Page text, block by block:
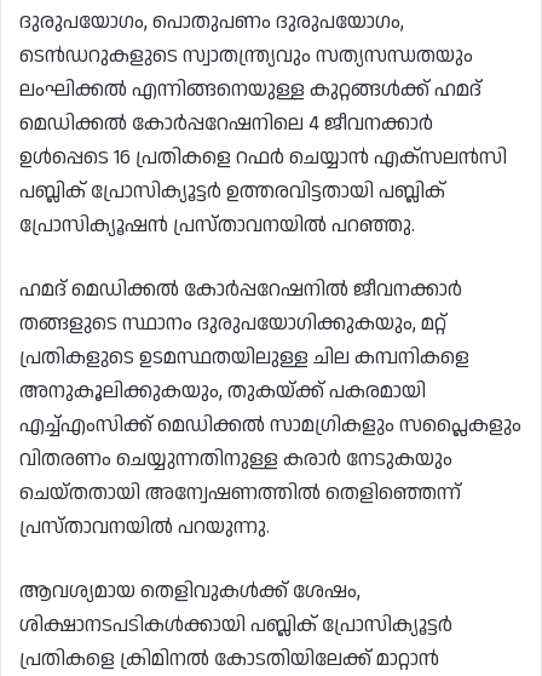
ദുരുപയോഗം, പൊതുപണം ദുരുപയോഗം,
ടെൻഡറുകളുടെ സ്വാതന്ത്ര്യവും സത്യസന്ധതയും
ലംഘിക്കൽ എന്നിങ്ങനെയുള്ള കുറ്റങ്ങൾക്ക് ഹമദ്
മെഡിക്കൽ കോർപ്പറേഷനിലെ 4 ജീവനക്കാർ
ഉൾപ്പെടെ 16 പ്രതികളെ റഫർ ചെയ്യാൻ എക്‌സലൻസി
പബ്ലിക് പ്രോസിക്യൂട്ടർ ഉത്തരവിട്ടതായി പബ്ലിക്
പ്രോസിക്യൂഷൻ പ്രസ്താവനയിൽ പറഞ്ഞു.
ഹമദ് മെഡിക്കൽ കോർപ്പറേഷനിൽ ജീവനക്കാർ
തങ്ങളുടെ സ്ഥാനം ദുരുപയോഗിക്കുകയും, മറ്റ്
പ്രതികളുടെ ഉടമസ്ഥതയിലുള്ള ചില കമ്പനികളെ
അനുകൂലിക്കുകയും, തുകയ്ക്ക് പകരമായി
എച്ച്എംസിക്ക് മെഡിക്കൽ സാമഗ്രികളും സപ്ലൈകളും
വിതരണം ചെയ്യുന്നതിനുള്ള കരാർ നേടുകയും
ചെയ്തതായി അന്വേഷണത്തിൽ തെളിഞ്ഞെന്ന്
പ്രസ്താവനയിൽ പറയുന്നു.
ആവശ്യമായ തെളിവുകൾക്ക് ശേഷം,
ശിക്ഷാനടപടികൾക്കായി പബ്ലിക് പ്രോസിക്യൂട്ടർ
പ്രതികളെ ക്രിമിനൽ കോടതിയിലേക്ക് മാറ്റാൻ